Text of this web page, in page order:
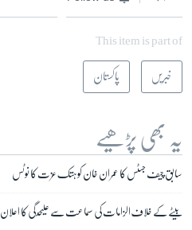
This item is part of
خبریں پاکستان
یہ بھی پڑھیے
سابق چیف جسٹس کا عمران خان کو ہتک عزت کا نوٹس
بیٹے کے خلاف الزامات کی سماعت سے علیحدگی کا اعلان